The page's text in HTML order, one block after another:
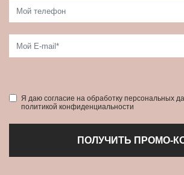
Я даю согласие на обработку персональных
политикой конфиденциальности
ПОЛУЧИТЬ